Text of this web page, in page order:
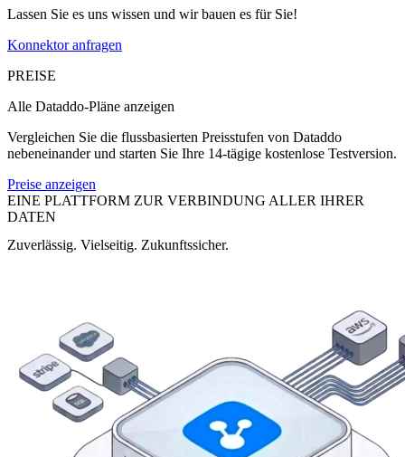
Lassen Sie es uns wissen und wir bauen es für Sie!
Konnektor anfragen
PREISE
Alle Dataddo-Pläne anzeigen
Vergleichen Sie die flussbasierten Preisstufen von Dataddo
nebeneinander und starten Sie Ihre 14-tägige kostenlose Testversion.
Preise anzeigen
EINE PLATTFORM ZUR VERBINDUNG ALLER IHRER
DATEN
Zuverlässig. Vielseitig. Zukunftssicher.